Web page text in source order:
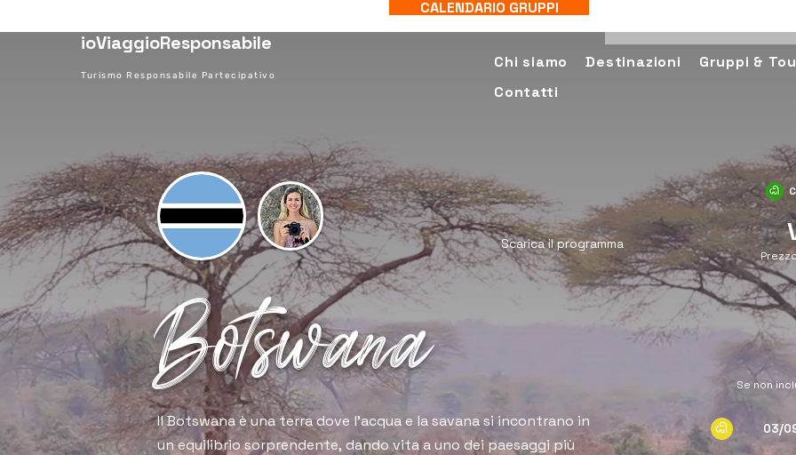
ioViaggioResponsabile
Turismo Responsabile Partecipativo
Chi siamo Destinazioni
Gruppi &
Contatti
CALENDARIO GRUPPI
Se non
03/
Scarica il programma
Botswana
Il Botswana è una terra dove l’acqua e la savana si incontrano in
un equilibrio sorprendente, dando vita a uno dei paesaggi più